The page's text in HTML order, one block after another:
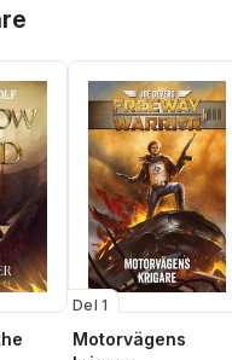
Del 1
Motorvägens